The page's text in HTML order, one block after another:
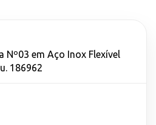
Nº03 em Aço Inox Flexível
186962